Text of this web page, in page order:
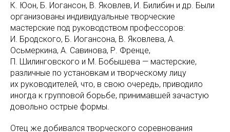
К. Юон, Б. Иогансон, В. Яковлев, И. Билибин и др. Были
организованы индивидуальные творческие
мастерские под руководством профессоров:
И. Бродского, Б. Иогансона, В. Яковлева, А.
Осьмеркина, А. Савинова, Р. Френце,
П. Шилинговского и М. Бобышева — мастерские,
различные по установкам и творческому лицу
их руководителей, что, в свою очередь, приводило
иногда к групповой борьбе, принимавшей зачастую
довольно острые формы.
Отец же добивался творческого соревнования